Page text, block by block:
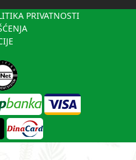
PRIVATNOSTI